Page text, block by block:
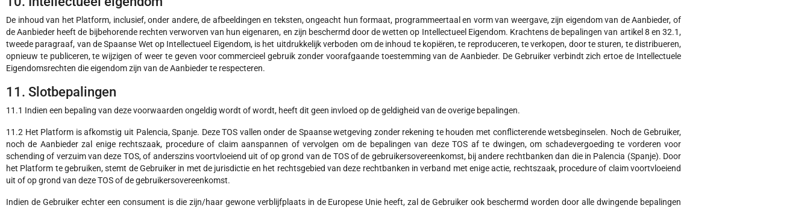
De inhoud van het Platform, inclusief, onder andere, de afbeeldingen en teksten, ongeacht hun formaat, programmeertaal en vorm van weergave, zijn eigendom van de Aanbieder, of
de Aanbieder heeft de bijbehorende rechten verworven van hun eigenaren, en zijn beschermd door de wetten op Intellectueel Eigendom. Krachtens de bepalingen van artikel 8 en 32.1,
tweede paragraaf, van de Spaanse Wet op Intellectueel Eigendom, is het uitdrukkelijk verboden om de inhoud te kopiëren, te reproduceren, te verkopen, door te sturen, te distribueren,
opnieuw te publiceren, te wijzigen of weer te geven voor commercieel gebruik zonder voorafgaande toestemming van de Aanbieder. De Gebruiker verbindt zich ertoe de Intellectuele
Eigendomsrechten die eigendom zijn van de Aanbieder te respecteren.
11. Slotbepalingen
11.1 Indien een bepaling van deze voorwaarden ongeldig wordt of wordt, heeft dit geen invloed op de geldigheid van de overige bepalingen.
11.2 Het Platform is afkomstig uit Palencia, Spanje. Deze TOS vallen onder de Spaanse wetgeving zonder rekening te houden met conflicterende wetsbeginselen. Noch de Gebruiker,
noch de Aanbieder zal enige rechtszaak, procedure of claim aanspannen of vervolgen om de bepalingen van deze TOS af te dwingen, om schadevergoeding te vorderen voor
schending of verzuim van deze TOS, of anderszins voortvloeiend uit of op grond van de TOS of de gebruikersovereenkomst, bij andere rechtbanken dan die in Palencia (Spanje). Door
het Platform te gebruiken, stemt de Gebruiker in met de jurisdictie en het rechtsgebied van deze rechtbanken in verband met enige actie, rechtszaak, procedure of claim voortvloeiend
uit of op grond van deze TOS of de gebruikersovereenkomst.
Indien de Gebruiker echter een consument is die zijn/haar gewone verblijfplaats in de Europese Unie heeft, zal de Gebruiker ook beschermd worden door alle dwingende bepalingen